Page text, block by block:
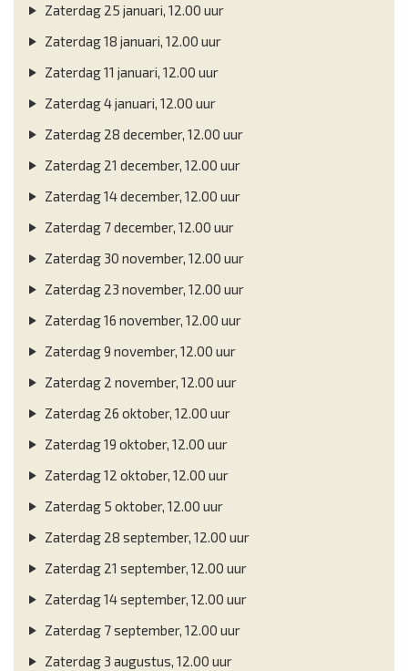
Zaterdag 25 januari, 12.00 uur
Zaterdag 18 januari, 12.00 uur
Zaterdag 11 januari, 12.00 uur
Zaterdag 4 januari, 12.00 uur
Zaterdag 28 december, 12.00 uur
Zaterdag 21 december, 12.00 uur
Zaterdag 14 december, 12.00 uur
Zaterdag 7 december, 12.00 uur
Zaterdag 30 november, 12.00 uur
Zaterdag 23 november, 12.00 uur
Zaterdag 16 november, 12.00 uur
Zaterdag 9 november, 12.00 uur
Zaterdag 2 november, 12.00 uur
Zaterdag 26 oktober, 12.00 uur
Zaterdag 19 oktober, 12.00 uur
Zaterdag 12 oktober, 12.00 uur
Zaterdag 5 oktober, 12.00 uur
Zaterdag 28 september, 12.00 uur
Zaterdag 21 september, 12.00 uur
Zaterdag 14 september, 12.00 uur
Zaterdag 7 september, 12.00 uur
Zaterdag 3 augustus, 12.00 uur